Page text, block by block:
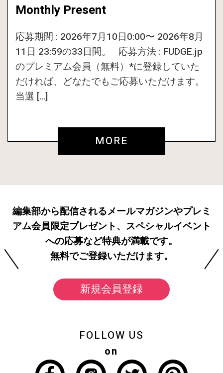
Monthly Present
応募期間 : 2026年7月10日0:00〜 2026年8月
11日 23:59の33日間。 応募方法 : FUDGE.jp
のプレミアム会員（無料）*に登録していた
だければ、どなたでもご応募いただけます。
当選 […]
MORE
編集部から配信されるメールマガジンやプレミ
アム会員限定プレゼント、スペシャルイベント
への応募など特典が満載です。
無料でご登録いただけます。
新規会員登録
FOLLOW US
on